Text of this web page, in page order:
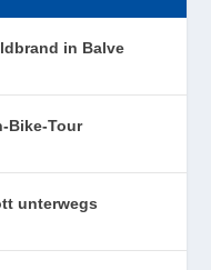
in Balve
Bike-Tour
unterwegs